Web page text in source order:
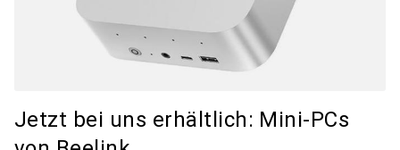
Jetzt bei uns erhältlich: Mini-PCs